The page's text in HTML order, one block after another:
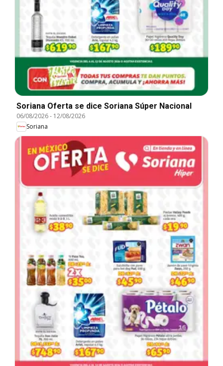
Soriana Oferta se dice Soriana Súper Nacional
06/08/2026- 12/08/2026
Soriana